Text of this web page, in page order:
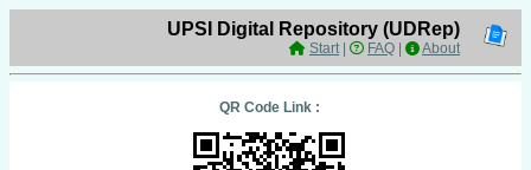
UPSI Digital Repository (UDRep)
Start| FAQ About
QR Code Link :